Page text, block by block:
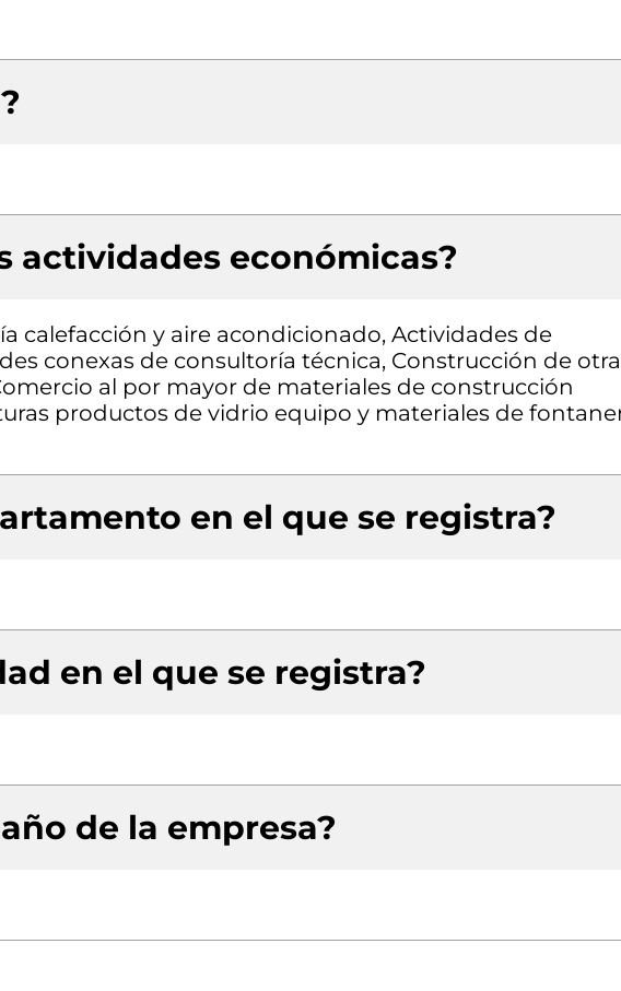
actividades económicas?
calefacción y aire acondicionado, Actividades de
conexas de consultoría técnica, Construcción de
al por mayor de materiales de construcción
productos de vidrio equipo y materiales de
en el que se registra?
en el que se registra?
de la empresa?